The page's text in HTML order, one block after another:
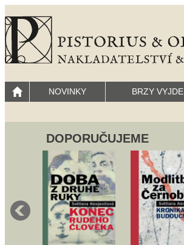
NOVINKY BRZY VYJDE
DOPORUČUJEME